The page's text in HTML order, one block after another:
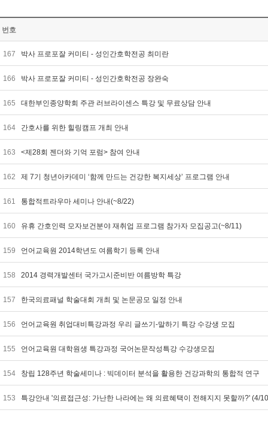
번호
167 박사 프로포잘 커미티 - 성인간호학전공 최미란
166 박사 프로포잘 커미티 - 성인간호학전공 장완숙
165 대한부인종양학회 주관 러브라이센스 특강 및 무료상담 안내
164 간호사를 위한 힐링캠프 개최 안내
163 <제28회 젠더와 기억 포럼> 참여 안내
162 제 7기 청년아카데미 ‘함께 만드는 건강한 복지세상’ 프로그램 안내
161 통합적트라우마 세미나 안내(~8/22)
160 유휴 간호인력 모자보건분야 재취업 프로그램 참가자 모집공고(~8/11)
159 언어교육원 2014학년도 여름학기 등록 안내
158 2014 경력개발센터 국가고시준비반 여름방학 특강
157 한국의료패널 학술대회 개최 및 논문공모 일정 안내
156 언어교육원 취업대비특강과정 우리 글쓰기-말하기 특강 수강생 모집
155 언어교육원 대학원생 특강과정 국어논문작성특강 수강생모집
154 창립 128주년 학술세미나 : 빅데이터 분석을 활용한 건강과학의 통합적 연구
153 특강안내 '의료접근성: 가난한 나라에는 왜 의료혜택이 전해지지 못할까?' (4/